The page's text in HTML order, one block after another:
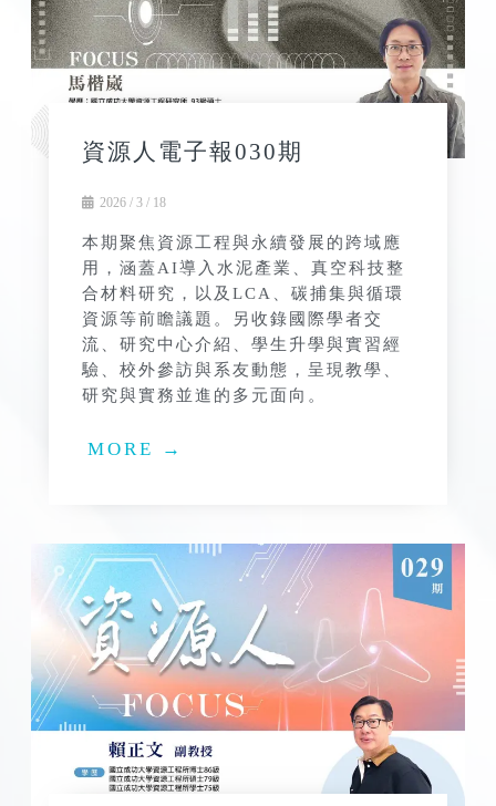
資源人電子報030期
2026 / 3 / 18
本期聚焦資源工程與永續發展的跨域應
用，涵蓋AI導入水泥產業、真空科技整
合材料研究，以及LCA、碳捕集與循環
資源等前瞻議題。另收錄國際學者交
流、研究中心介紹、學生升學與實習經
驗、校外參訪與系友動態，呈現教學、
研究與實務並進的多元面向。
MORE →